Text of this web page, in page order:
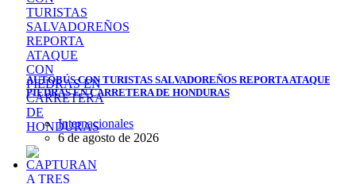
AUTOBÚS CON TURISTAS SALVADOREÑOS REPORTA ATAQUE CON
PIEDRAS EN CARRETERA DE HONDURAS
Internacionales
6 de agosto de 2026